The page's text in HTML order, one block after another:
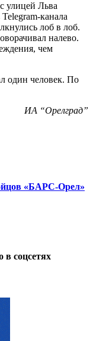
улицей Льва
канала
лоб в лоб.
налево.
чем
один человек. По
ИА “Орелград”
«БАРС-Орел»
в соцсетях